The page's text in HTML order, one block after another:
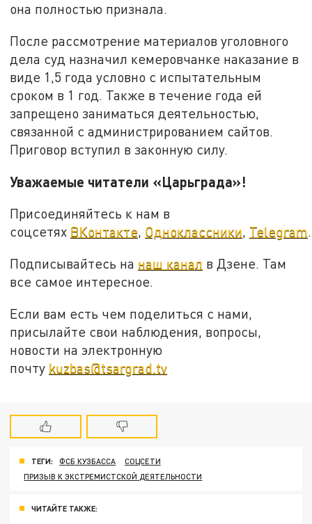
она полностью признала.
После рассмотрение материалов уголовного
дела суд назначил кемеровчанке наказание в
виде 1,5 года условно с испытательным
сроком в 1 год. Также в течение года ей
запрещено заниматься деятельностью,
связанной с администрированием сайтов.
Приговор вступил в законную силу.
Уважаемые читатели «Царьграда»!
Присоединяйтесь к нам в
соцсетях ВКонтакте, Одноклассники, Telegram.
Подписывайтесь на наш канал в Дзене. Там
все самое интересное.
Если вам есть чем поделиться с нами,
присылайте свои наблюдения, вопросы,
новости на электронную
почту kuzbas@tsargrad.tv
ТЕГИ: ФСБ КУЗБАССА
СОЦСЕТИ
ПРИЗЫВ К ЭКСТРЕМИСТСКОЙ ДЕЯТЕЛЬНОСТИ
ЧИТАЙТЕ ТАКЖЕ: